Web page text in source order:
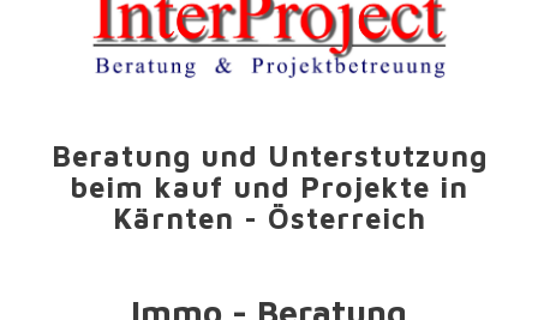
Beratung und Unterstutzung
beim kauf und Projekte in
Kärnten - Österreich